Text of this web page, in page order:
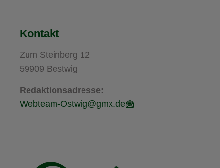
Kontakt
Zum Steinberg 12
59909 Bestwig
Redaktionsadresse:
Webteam-Ostwig@gmx.de